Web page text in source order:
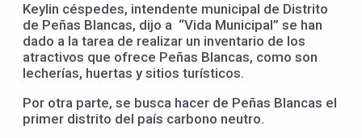
Keylin céspedes, intendente municipal de Distrito
de Peñas Blancas, dijo a “Vida Municipal” se han
dado a la tarea de realizar un inventario de los
atractivos que ofrece Peñas Blancas, como son
lecherías, huertas y sitios turísticos.
Por otra parte, se busca hacer de Peñas Blancas el
primer distrito del país carbono neutro.